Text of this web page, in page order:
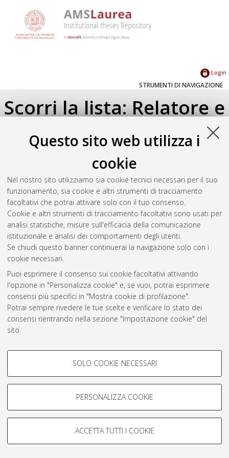
Questo sito web utilizza i
cookie
Nel nostro sito utilizziamo sia cookie tecnici necessari per il suo
funzionamento, sia cookie e altri strumenti di tracciamento
facoltativi che potrai attivare solo con il tuo consenso.
Cookie e altri strumenti di tracciamento facoltativi sono usati per
analisi statistiche, misure sull'efficacia della comunicazione
istituzionale e analisi dei comportamenti degli utenti.
Se chiudi questo banner continuerai la navigazione solo con i
cookie necessari.
Puoi esprimere il consenso sui cookie facoltativi attivando
l'opzione in "Personalizza cookie" e, se vuoi, potrai esprimere
consensi più specifici in "Mostra cookie di profilazione".
Potrai sempre rivedere le tue scelte e verificare lo stato dei
consensi rientrando nella sezione "Impostazione cookie" del
sito.
COOKIE DI PROFILAZIONE -
Si tratta di cookie utilizzati per analizzare le caratteristiche della
navigazione degli utenti, creare profili in base al loro comportamento
Mostra cookie di profilazione
COOKIE TECNICI - NECESSARI
SOLO COOKIE NECESSARI
PERSONALIZZA COOKIE
ACCETTA TUTTI I COOKIE
Login
STRUMENTI DI NAVIGAZIONE
Scorri la lista: Relatore e
Correlatore
Seleziona un valore dall'elenco sottostante.
2017(1)
Atom
Rss 1.0
Rss 2.0
AMS Laurea
Servizio implementato e gestito da AlmaDL
Impostazioni Cookie
© ALMA MATER STUDIORUM - Università di Bologna, 2007-2026.